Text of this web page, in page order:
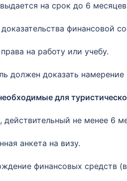
на срок до 6
финансовой
на работу или учебу.
должен доказать
для
действительный не менее 6
анкета на визу.
финансовых средств